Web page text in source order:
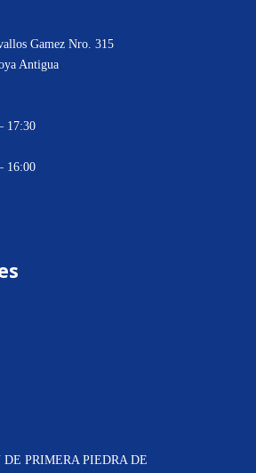
Gamez Nro. 315
Antigua
17:30
16:00
DE PRIMERA PIEDRA DE